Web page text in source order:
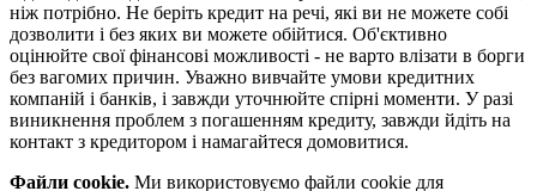
ніж потрібно. Не беріть кредит на речі, які ви не можете собі
дозволити і без яких ви можете обійтися. Об'єктивно
оцінюйте свої фінансові можливості - не варто влізати в борги
без вагомих причин. Уважно вивчайте умови кредитних
компаній і банків, і завжди уточнюйте спірні моменти. У разі
виникнення проблем з погашенням кредиту, завжди йдіть на
контакт з кредитором і намагайтеся домовитися.
Файли cookie. Ми використовуємо файли cookie для